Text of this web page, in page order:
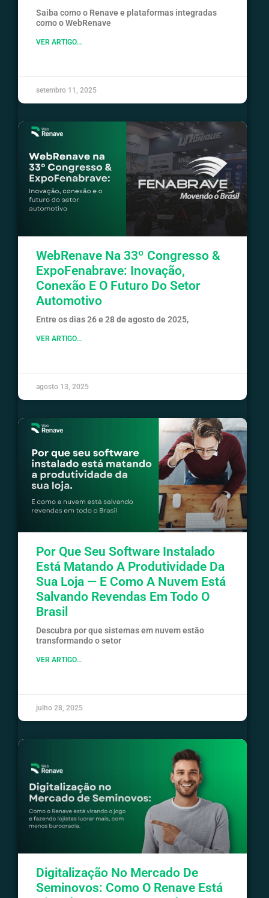
Saiba como o Renave e plataformas integradas
como o WebRenave
VER ARTIGO...
setembro 11, 2025
WebRenave Na 33º Congresso &
ExpoFenabrave: Inovação,
Conexão E O Futuro Do Setor
Automotivo
Entre os dias 26 e 28 de agosto de 2025,
VER ARTIGO...
agosto 13, 2025
Por Que Seu Software Instalado
Está Matando A Produtividade Da
Sua Loja — E Como A Nuvem Está
Salvando Revendas Em Todo O
Brasil
Descubra por que sistemas em nuvem estão
transformando o setor
VER ARTIGO...
julho 28, 2025
Digitalização No Mercado De
Seminovos: Como O Renave Está